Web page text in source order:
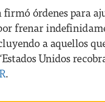
firmó órdenes para
frenar
a aquellos
Unidos
.